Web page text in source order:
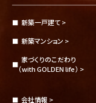
新築一戸建て >
新築マンション >
家づくりのこだわり
（with GOLDEN life） >
会社情報 >